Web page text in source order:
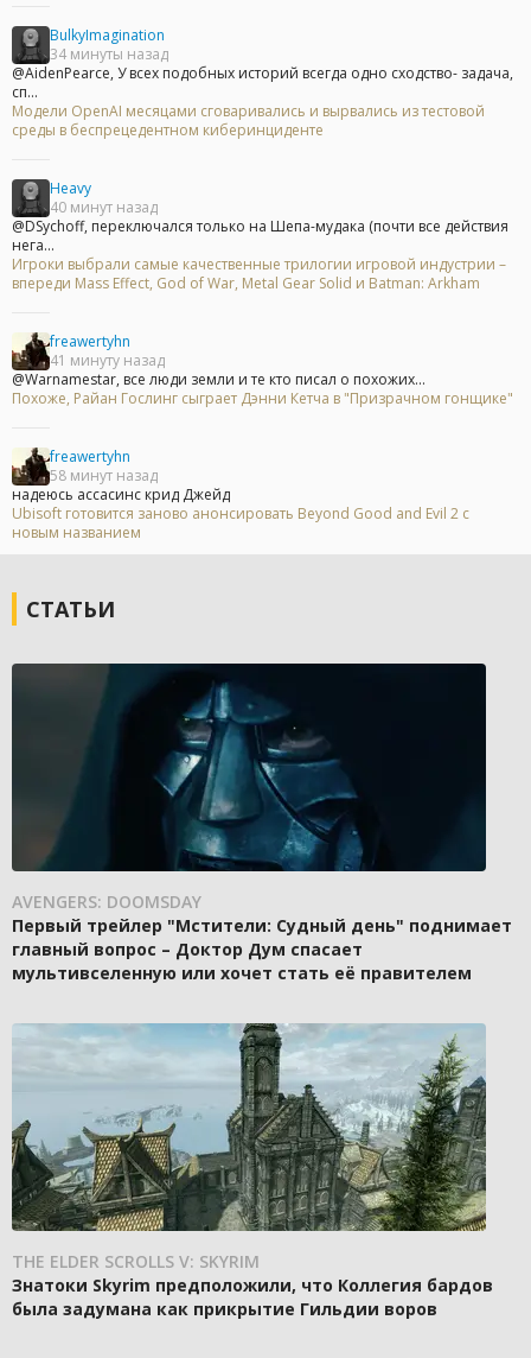
BulkyImagination
34 минуты назад
@AidenPearce, У всех подобных историй всегда одно сходство- задача,
сп...
Модели OpenAI месяцами сговаривались и вырвались из тестовой
среды в беспрецедентном киберинциденте
Heavy
40 минут назад
@DSychoff, переключался только на Шепа-мудака (почти все действия
нега...
Игроки выбрали самые качественные трилогии игровой индустрии –
впереди Mass Effect, God of War, Metal Gear Solid и Batman: Arkham
freawertyhn
41 минуту назад
@Warnamestar, все люди земли и те кто писал о похожих...
Похоже, Райан Гослинг сыграет Дэнни Кетча в "Призрачном гонщике"
freawertyhn
58 минут назад
надеюсь ассасинс крид Джейд
Ubisoft готовится заново анонсировать Beyond Good and Evil 2 с
новым названием
СТАТЬИ
AVENGERS: DOOMSDAY
Первый трейлер "Мстители: Судный день" поднимает
главный вопрос – Доктор Дум спасает
мультивселенную или хочет стать её правителем
THE ELDER SCROLLS V: SKYRIM
Знатоки Skyrim предположили, что Коллегия бардов
была задумана как прикрытие Гильдии воров